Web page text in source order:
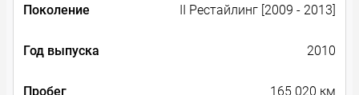
Поколение II Рестайлинг [2009 - 2013]
Год выпуска 2010
Пробег 165 020 км